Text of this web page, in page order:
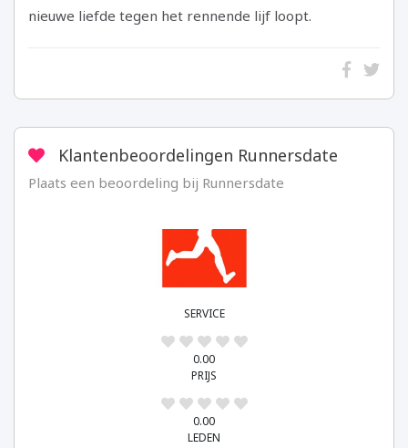
nieuwe liefde tegen het rennende lijf loopt.
Reviewed
Item:
Runnersdate
4
content/uploads/2018/07/runnersdate.jpg
Elise
2018-
07-
27
Klantenbeoordelingen Runnersdate
Plaats een beoordeling bij Runnersdate
SERVICE
0.00
PRIJS
0.00
LEDEN